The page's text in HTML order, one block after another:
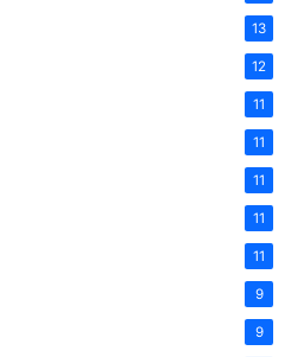
13
12
11
11
11
11
11
9
9